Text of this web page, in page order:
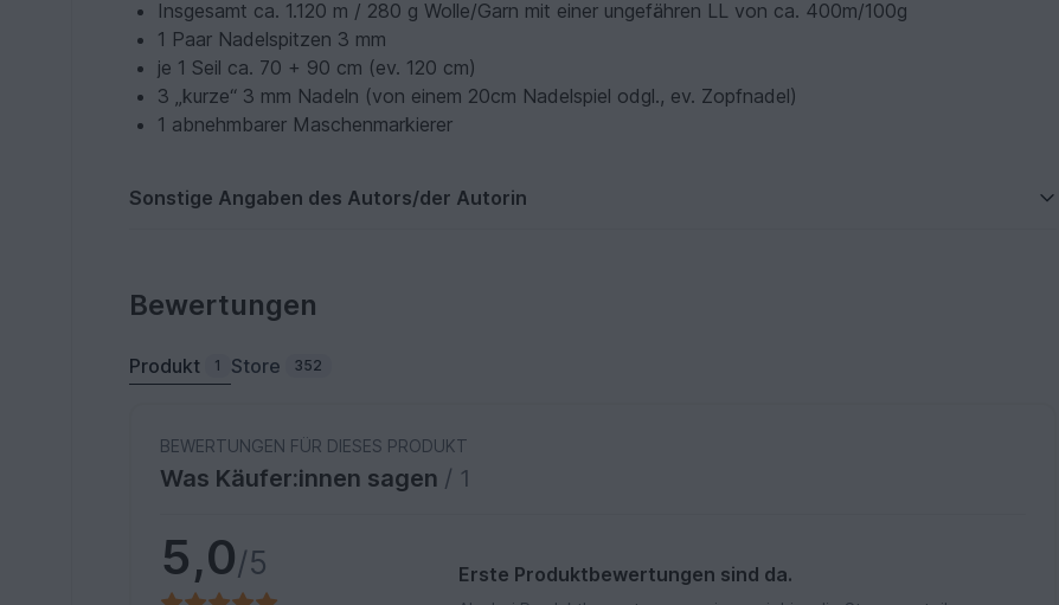
Insgesamt ca. 1.120 m / 280 g Wolle/Garn mit einer ungefähren LL von ca. 400m/100g
1 Paar Nadelspitzen 3 mm
je 1 Seil ca. 70 + 90 cm (ev. 120 cm)
3 „kurze“ 3 mm Nadeln (von einem 20cm Nadelspiel odgl., ev. Zopfnadel)
1 abnehmbarer Maschenmarkierer
Sonstige Angaben des Autors/der Autorin
Bewertungen
Produkt 1 Store 352
BEWERTUNGEN FÜR DIESES PRODUKT
Was Käufer:innen sagen / 1
5,0/5 Erste Produktbewertungen sind da.